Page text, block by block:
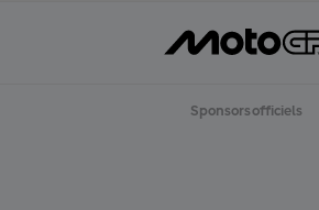
Sponsors officiels